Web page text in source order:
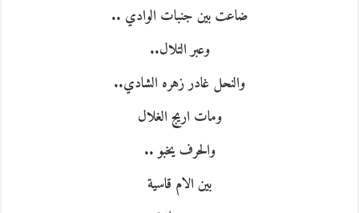
ضاعت بين جنبات الوادي ..
وعبر التلال..
والنحل غادر زهره الشادي..
ومات اريج الغلال
والحرف يخبو ..
بين الام قاسية